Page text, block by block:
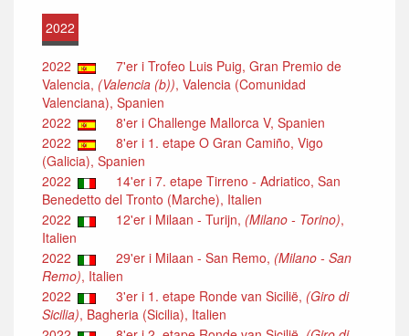
2022
2022
7'er i Trofeo Luis Puig, Gran Premio de
Valencia, (Valencia (b)), Valencia (Comunidad
Valenciana), Spanien
2022
8'er i Challenge Mallorca V, Spanien
2022
8'er i 1. etape O Gran Camiño, Vigo
(Galicia), Spanien
2022
14'er i 7. etape Tirreno - Adriatico, San
Benedetto del Tronto (Marche), Italien
2022
12'er i Milaan - Turijn, (Milano - Torino),
Italien
2022
29'er i Milaan - San Remo, (Milano - San
Remo), Italien
2022
3'er i 1. etape Ronde van Sicilië, (Giro di
Sicilia), Bagheria (Sicilia), Italien